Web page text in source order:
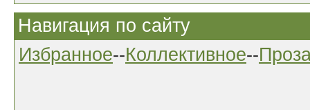
Навигация по сайту
Избранное--Коллективное--